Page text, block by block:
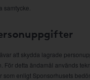
samtycke.
att skydda lagrade
För detta ändamål används
som enligt Sponsorhusets